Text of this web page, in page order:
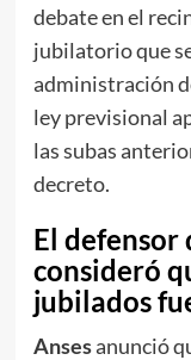
debate en el
jubilatorio que
administración
ley previsional
las subas
decreto.
El defensor
consideró
jubilados
Ansesanunció